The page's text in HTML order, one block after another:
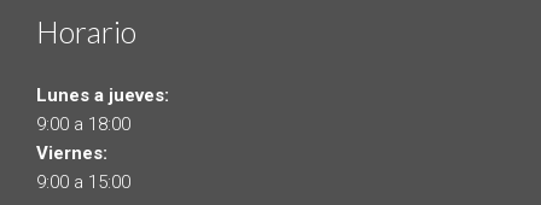
Horario
Lunes a jueves:
9:00 a 18:00
Viernes:
9:00 a 15:00